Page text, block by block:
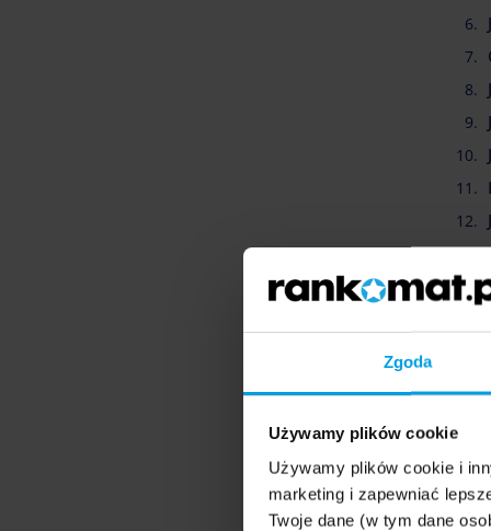
Zgoda
Używamy plików cookie
Używamy plików cookie i
marketing i zapewniać
Twoje dane (w tym dane